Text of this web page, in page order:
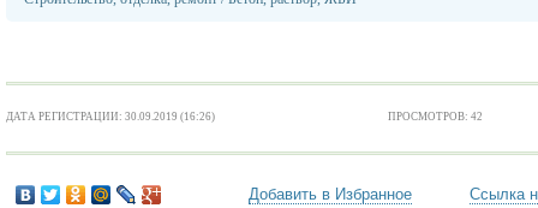
ДАТА РЕГИСТРАЦИИ: 30.09.2019 (16:26) ПРОСМОТРОВ: 42
Добавить в Избранное Ссылка